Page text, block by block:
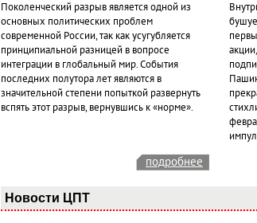
Поколенческий разрыв является одной из
основных политических проблем
современной России, так как усугубляется
принципиальной разницей в вопросе
интеграции в глобальный мир. События
последних полутора лет являются в
значительной степени попыткой развернуть
вспять этот разрыв, вернувшись к «норме».
подробнее
Новости ЦПТ